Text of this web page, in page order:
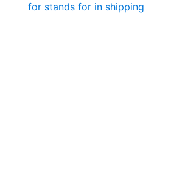
for stands for in shipping